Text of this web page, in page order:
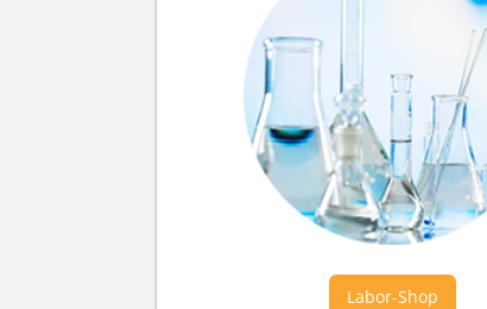
Labor-Shop